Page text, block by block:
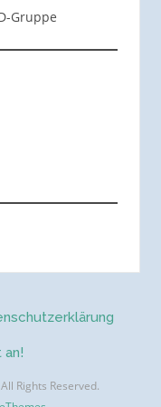
Gruppe
Rights Reserved.